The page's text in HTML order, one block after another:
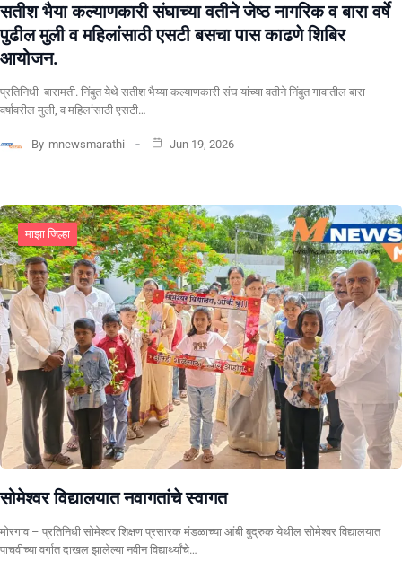
सतीश भैया कल्याणकारी संघाच्या वतीने जेष्ठ नागरिक व बारा वर्षे
पुढील मुली व महिलांसाठी एसटी बसचा पास काढणे शिबिर
आयोजन.
प्रतिनिधी बारामती. निंबुत येथे सतीश भैय्या कल्याणकारी संघ यांच्या वतीने निंबुत गावातील बारा
वर्षावरील मुली, व महिलांसाठी एसटी…
By mnewsmarathi Jun 19, 2026
माझा जिल्हा
सोमेश्वर विद्यालयात नवागतांचे स्वागत
मोरगाव – प्रतिनिधी सोमेश्वर शिक्षण प्रसारक मंडळाच्या आंबी बुद्रुक येथील सोमेश्वर विद्यालयात
पाचवीच्या वर्गात दाखल झालेल्या नवीन विद्यार्थ्यांचे…